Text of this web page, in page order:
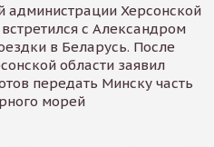
администрации Херсонской
с Александром
в Беларусь. После
области заявил
передать Минску часть
морей